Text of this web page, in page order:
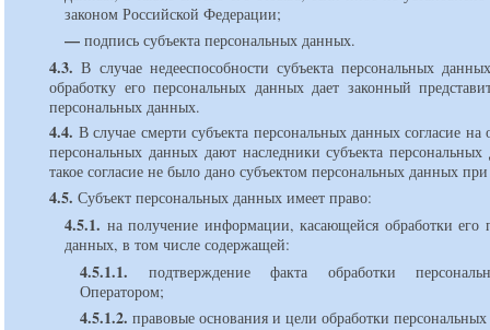
законом Российской Федерации;
— подпись субъекта персональных данных.
4.3. В случае недееспособности субъекта персональных
обработку его персональных данных дает законный
персональных данных.
4.4. В случае смерти субъекта персональных данных согласие на
персональных данных дают наследники субъекта
такое согласие не было дано субъектом персональных данных
4.5. Субъект персональных данных имеет право:
4.5.1. на получение информации, касающейся обработки его
данных, в том числе содержащей:
4.5.1.1. подтверждение факта обработки
Оператором;
4.5.1.2. правовые основания и цели обработки